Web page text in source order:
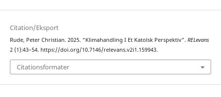
Citation/Eksport
Rude, Peter Christian. 2025. “Klimahandling I Et Katolsk Perspektiv”. RELevans
2 (1):43–54. https://doi.org/10.7146/relevans.v2i1.159943.
Citationsformater